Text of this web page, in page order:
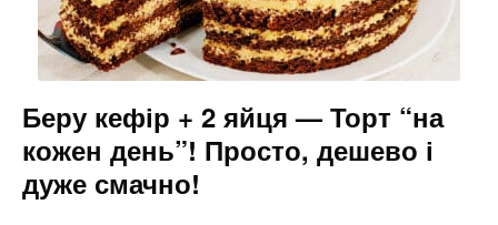
Беру кефір + 2 яйця — Торт “на
кожен день”! Просто, дешево і
дуже смачно!